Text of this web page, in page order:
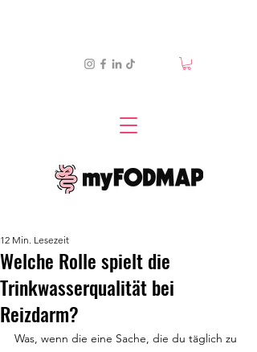
Welche Rolle spielt die
Trinkwasserqualität bei
Reizdarm?
12 Min. Lesezeit
Was, wenn die eine Sache, die du täglich zu